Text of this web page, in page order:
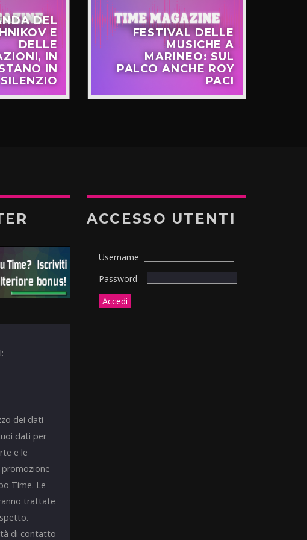
DEL
E
DELLE
IN
IN
SILENZIO
FESTIVAL DELLE
MUSICHE A
MARINEO: SUL
PALCO ANCHE ROY
PACI
dei dati
dati per
e le
Time. Le
trattate
di contatto
ACCESSO UTENTI
Username
Password